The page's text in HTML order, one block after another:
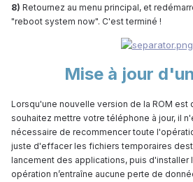
8) Retournez au menu principal, et
"reboot system now". C'est terminé !
Mise à jour
Lorsqu'une nouvelle version de la ROM est
souhaitez mettre votre téléphone à jour, il
nécessaire de recommencer toute
juste d'effacer les fichiers temporaires
lancement des applications, puis d'installer
opération n’entraîne aucune perte de